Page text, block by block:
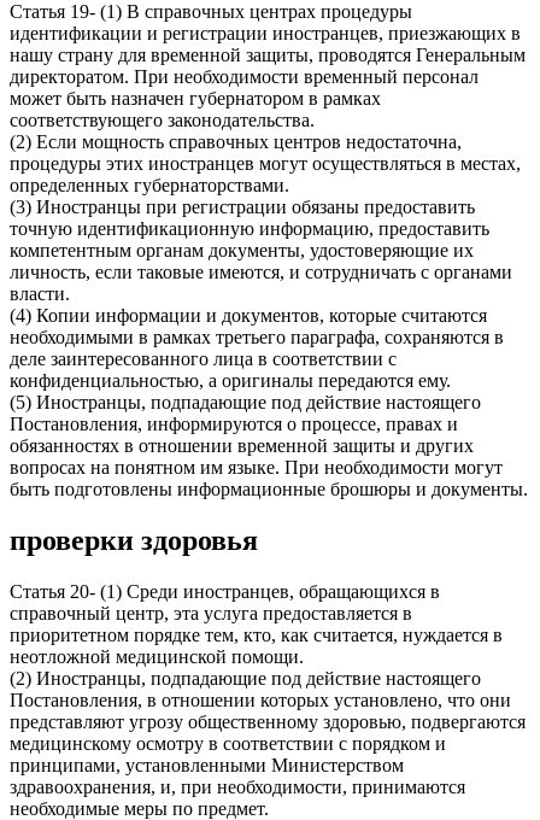
Статья 19- (1) В справочных центрах процедуры
идентификации и регистрации иностранцев, приезжающих в
нашу страну для временной защиты, проводятся Генеральным
директоратом. При необходимости временный персонал
может быть назначен губернатором в рамках
соответствующего законодательства.
(2) Если мощность справочных центров недостаточна,
процедуры этих иностранцев могут осуществляться в местах,
определенных губернаторствами.
(3) Иностранцы при регистрации обязаны предоставить
точную идентификационную информацию, предоставить
компетентным органам документы, удостоверяющие их
личность, если таковые имеются, и сотрудничать с органами
власти.
(4) Копии информации и документов, которые считаются
необходимыми в рамках третьего параграфа, сохраняются в
деле заинтересованного лица в соответствии с
конфиденциальностью, а оригиналы передаются ему.
(5) Иностранцы, подпадающие под действие настоящего
Постановления, информируются о процессе, правах и
обязанностях в отношении временной защиты и других
вопросах на понятном им языке. При необходимости могут
быть подготовлены информационные брошюры и документы.
проверки здоровья
Статья 20- (1) Среди иностранцев, обращающихся в
справочный центр, эта услуга предоставляется в
приоритетном порядке тем, кто, как считается, нуждается в
неотложной медицинской помощи.
(2) Иностранцы, подпадающие под действие настоящего
Постановления, в отношении которых установлено, что они
представляют угрозу общественному здоровью, подвергаются
медицинскому осмотру в соответствии с порядком и
принципами, установленными Министерством
здравоохранения, и, при необходимости, принимаются
необходимые меры по предмет.